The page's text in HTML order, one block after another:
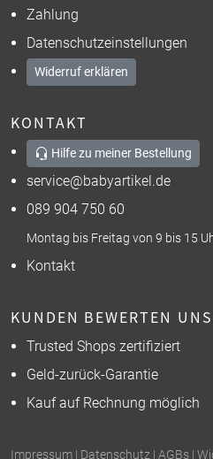
Zahlung
Datenschutzeinstellungen
Widerruf erklären
KONTAKT
Hilfe zu meiner Bestellung
service@babyartikel.de
089 904 750 60
Montag bis Freitag von 9 bis 15
Kontakt
KUNDEN BEWERTEN
Trusted Shops zertifiziert
Geld-zurück-Garantie
Kauf auf Rechnung möglich
Impressum | Datenschutz | AGBs |